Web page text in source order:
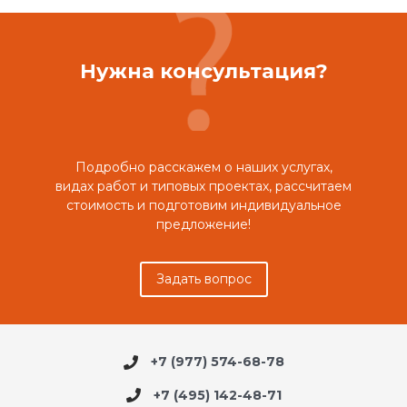
Нужна консультация?
Подробно расскажем о наших услугах,
видах работ и типовых проектах, рассчитаем
стоимость и подготовим индивидуальное
предложение!
Задать вопрос
+7 (977) 574-68-78
+7 (495) 142-48-71